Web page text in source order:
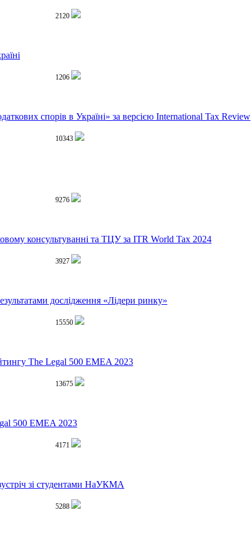
2120
1206
спорів в Україні» за версією International Tax Review
10343
9276
консультуванні та ТЦУ за ITR World Tax 2024
3927
дослідження «Лідери ринку»
15550
The Legal 500 EMEA 2023
13675
500 EMEA 2023
4171
зі студентами НаУКМА
5288